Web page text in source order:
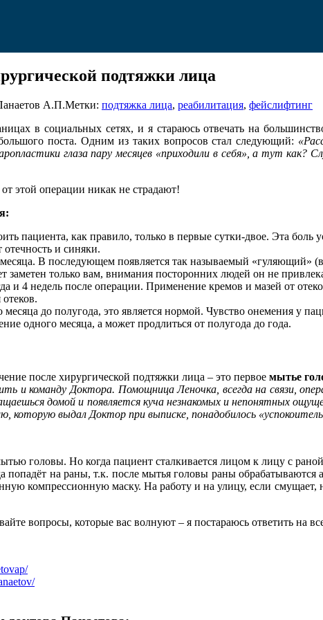
подтяжки лица
А.П.Метки: подтяжка лица, реабилитация, фейслифтинг
в социальных сетях, и я стараюсь отвечать на
поста. Одним из таких вопросов стал следующий:
глаза пару месяцев «приходили в себя», а тут
этой операции никак не страдают!
пациента, как правило, только в первые сутки-двое. Эта
и синяки.
В последующем появляется так называемый «гуляющий»
заметен только вам, внимания посторонних людей он не
и 4 недель после операции. Применение кремов и мазей от
до полугода, это является нормой. Чувство онемения у
одного месяца, а может продлиться от полугода до года.
после хирургической подтяжки лица – это первое мытье
и команду Доктора. Помощница Леночка, всегда на связи,
домой и появляется куча незнакомых и непонятных
которую выдал Доктор при выписке, понадобилось
головы. Но когда пациент сталкивается лицом к лицу с
попадёт на раны, т.к. после мытья головы раны
компрессионную маску. На работу и на улицу, если
вопросы, которые вас волнуют – я постараюсь ответить на